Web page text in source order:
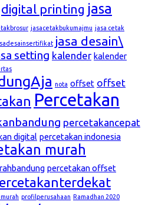
digital printing jasa
jasacetakbukumajmu jasa cetak
jasa desain\
setting kalender kalender
nota offset offset
Percetakan
percetakancepat
digital percetakan indonesia
murah
percetakan offset
profilperusahaan Ramadhan 2020